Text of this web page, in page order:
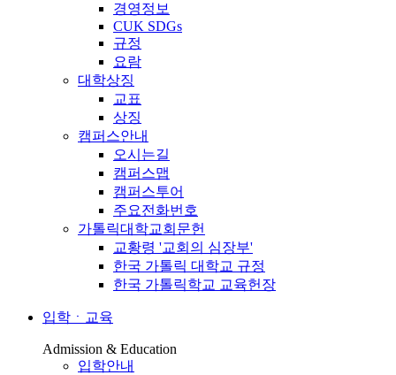
경영정보
CUK SDGs
규정
요람
대학상징
교표
상징
캠퍼스안내
오시는길
캠퍼스맵
캠퍼스투어
주요전화번호
가톨릭대학교회문헌
교황령 '교회의 심장부'
한국 가톨릭 대학교 규정
한국 가톨릭학교 교육헌장
입학ㆍ교육
Admission & Education
입학안내